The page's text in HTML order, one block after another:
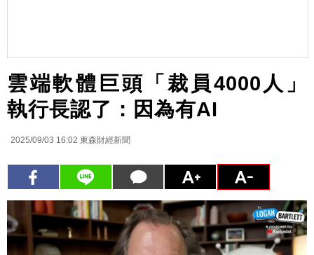
雲端軟體巨頭「裁員4000人」
執行長認了：因為有AI
2025/09/03 16:02 東森財經新聞